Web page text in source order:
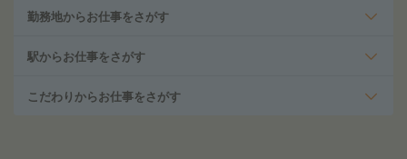
勤務地からお仕事をさがす
駅からお仕事をさがす
こだわりからお仕事をさがす